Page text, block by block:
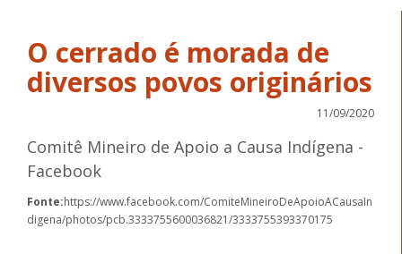
O cerrado é morada de
diversos povos originários
11/09/2020
Comitê Mineiro de Apoio a Causa Indígena -
Facebook
Fonte:https://www.facebook.com/ComiteMineiroDeApoioACausaIn
digena/photos/pcb.3333755600036821/3333755393370175